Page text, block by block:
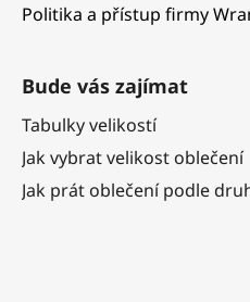
Politika a přístup firmy
Bude vás zajímat
Tabulky velikostí
Jak vybrat velikost oblečení
Jak prát oblečení podle